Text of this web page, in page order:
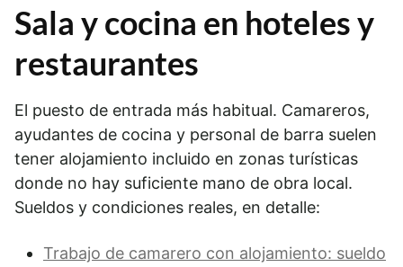
Sala y cocina en hoteles y
restaurantes
El puesto de entrada más habitual. Camareros,
ayudantes de cocina y personal de barra suelen
tener alojamiento incluido en zonas turísticas
donde no hay suficiente mano de obra local.
Sueldos y condiciones reales, en detalle:
Trabajo de camarero con alojamiento: sueldo